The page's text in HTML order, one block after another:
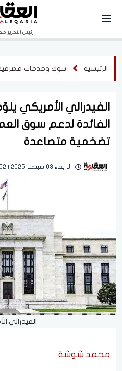
رئيس التحرير
الرئيسية بنوك وخدمات
الفيدرالي الأمريكي
الفائدة لدعم سوق
تضخمية متصاعدة
الاربعاء 03 سبتمبر 2025 | 08:52 مساءً
الفيدرالي
محمد شوشة